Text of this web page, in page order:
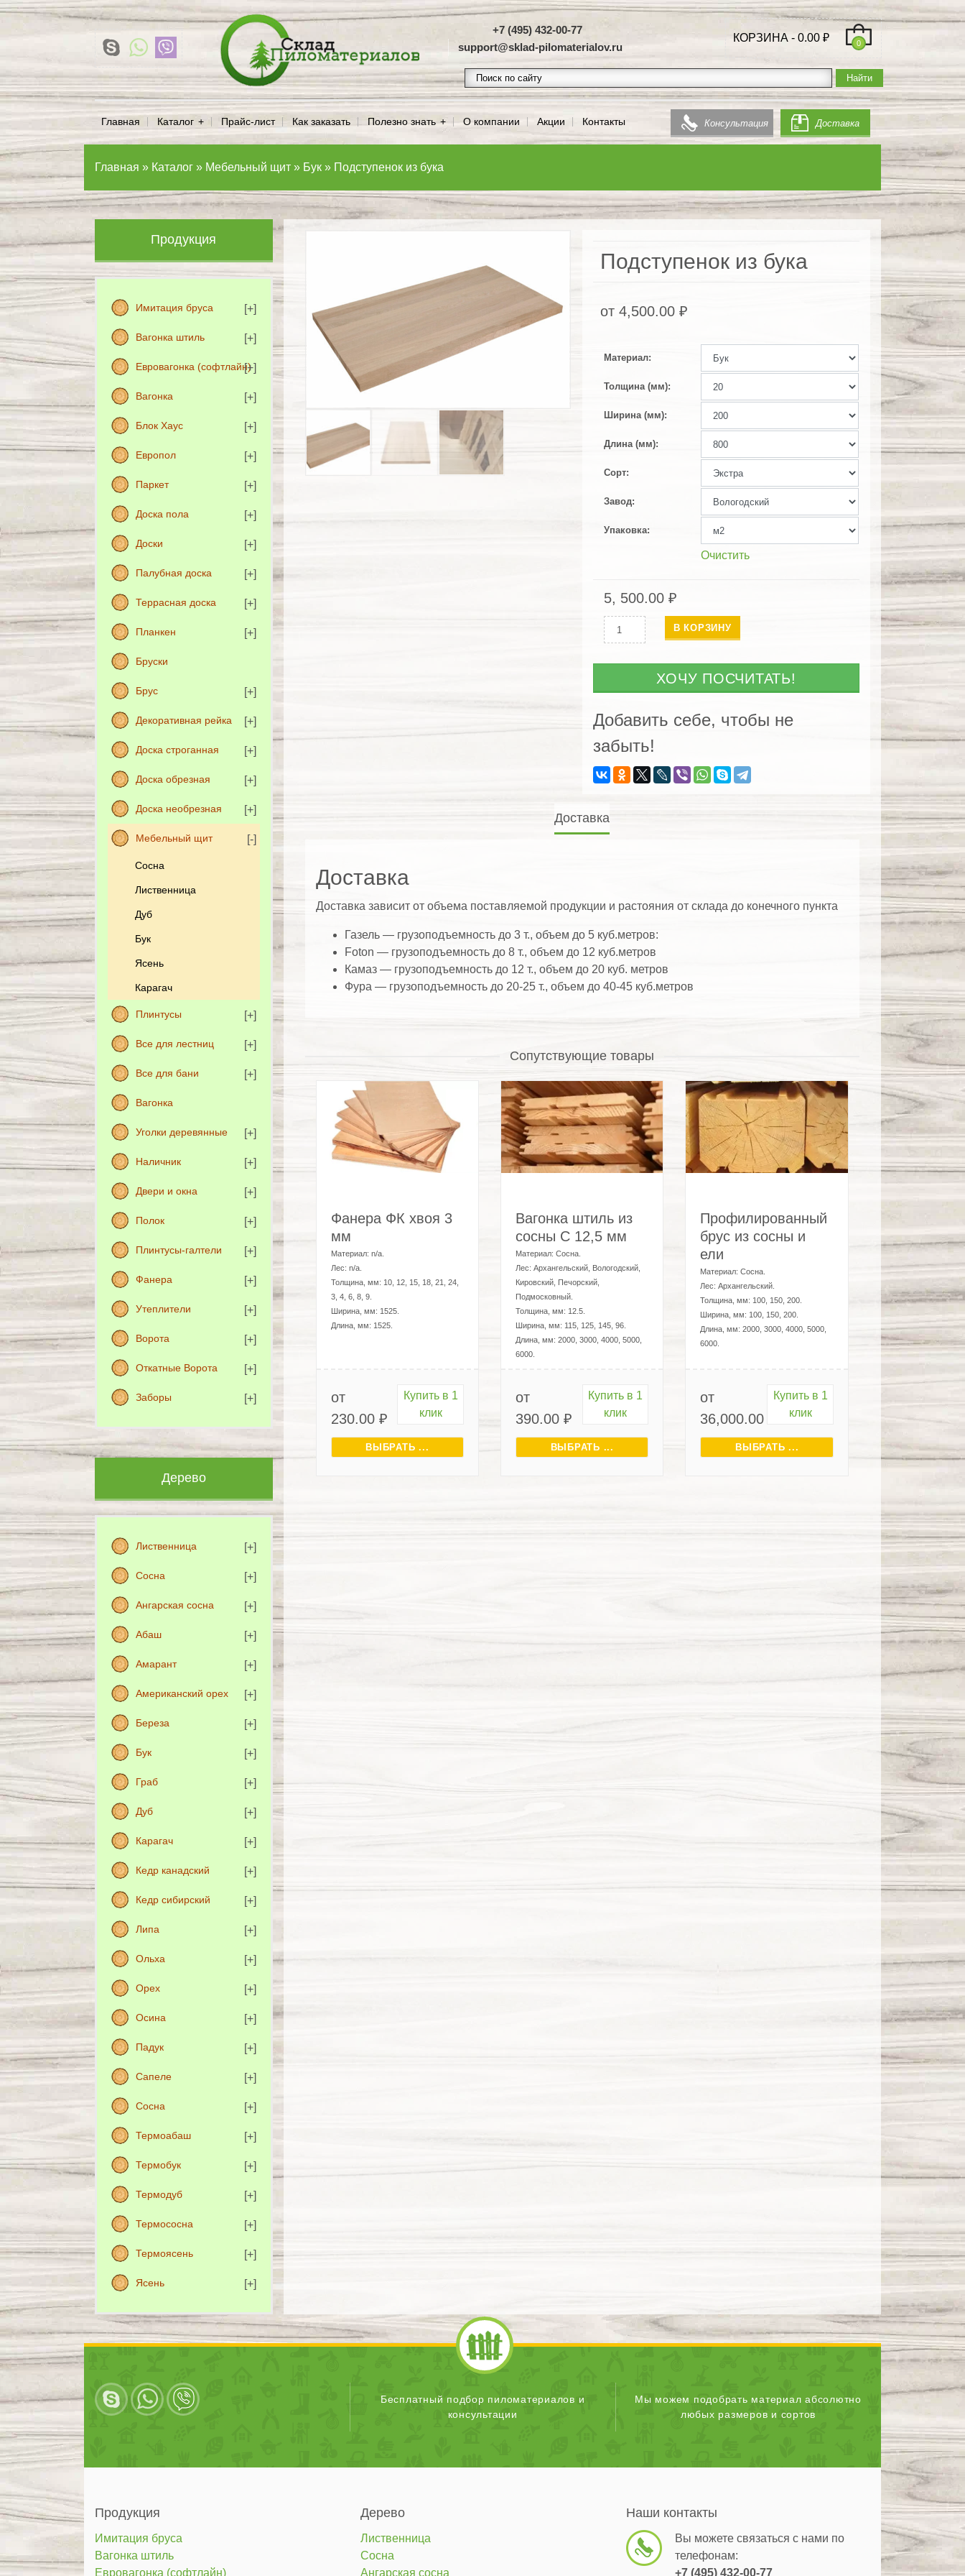
+7 (495) 432-00-77
support@sklad-pilomaterialov.ru
КОРЗИНА - 0.00 ₽ 0
Главная Каталог Прайс-лист Как заказать Полезно знать О компании Акции Контакты Доставка
Консультация
Главная » Каталог » Мебельный щит » Бук » Подступенок из бука
Продукция
Имитация бруса
Вагонка штиль
Евровагонка (софтлайн)
Вагонка
Блок Хаус
Европол
Паркет
Доска пола
Доски
Палубная доска
Террасная доска
Планкен
Бруски
Брус
Декоративная рейка
Доска строганная
Доска обрезная
Доска необрезная
Мебельный щит
Сосна
Лиственница
Дуб
Бук
Ясень
Карагач
Плинтусы
Все для лестниц
Все для бани
Вагонка
Уголки деревянные
Наличник
Двери и окна
Полок
Плинтусы-галтели
Фанера
Утеплители
Ворота
Откатные Ворота
Заборы
Дерево
Лиственница
Сосна
Ангарская сосна
Абаш
Амарант
Американский орех
Береза
Бук
Граб
Дуб
Карагач
Кедр канадский
Кедр сибирский
Липа
Ольха
Орех
Осина
Падук
Сапеле
Сосна
Термоабаш
Термобук
Термодуб
Термососна
Термоясень
Ясень
Подступенок из бука
от 4,500.00 ₽
Материал
Толщина (мм)
Ширина (мм)
Длина (мм)
Сорт
Завод
Упаковка
Очистить
5, 500.00 ₽
Количество
Подступенок
В КОРЗИНУ
ХОЧУ ПОСЧИТАТЬ!
Добавить себе, чтобы не
забыть!
Доставка
Доставка
Доставка зависит от объема поставляемой продукции и растояния от склада до конечного пункта
Газель — грузоподъемность до 3 т., объем до 5 куб.метров:
Foton — грузоподъемность до 8 т., объем до 12 куб.метров
Камаз — грузоподъемность до 12 т., объем до 20 куб. метров
Фура — грузоподъемность до 20-25 т., объем до 40-45 куб.метров
Сопутствующие товары
Фанера ФК хвоя 3
мм
Материал: n/a.
Лес: n/a.
Толщина, мм: 10, 12, 15, 18, 21, 24,
3, 4, 6, 8, 9.
Ширина, мм: 1525.
Длина, мм: 1525.
от
230.00 ₽
Купить в 1
клик
ВЫБРАТЬ ...
Вагонка штиль из
сосны C 12,5 мм
Материал: Сосна.
Лес: Архангельский, Вологодский,
Кировский, Печорский,
Подмосковный.
Толщина, мм: 12.5.
Ширина, мм: 115, 125, 145, 96.
Длина, мм: 2000, 3000, 4000, 5000,
6000.
от
390.00 ₽
Купить в 1
клик
ВЫБРАТЬ ...
Профилированный
брус из сосны и
ели
Материал:Сосна
Лес:Архангельский
Толщина, мм: 100, 150, 200
Ширина, мм: 100, 150, 200
Длина, мм:2000, 3000, 4000, 5000,
6000
от
36,000.00
Купить в 1
клик
ВЫБРАТЬ ...
Бесплатный подбор пиломатериалов и
консультации
Мы можем подобрать материал абсолютно
любых размеров и сортов
Продукция
Имитация бруса
Вагонка штиль
Евровагонка (софтлайн)
Дерево
Лиственница
Сосна
Ангарская сосна
Наши контакты
Вы можете связаться с нами по
телефонам:
+7 (495) 432-00-77